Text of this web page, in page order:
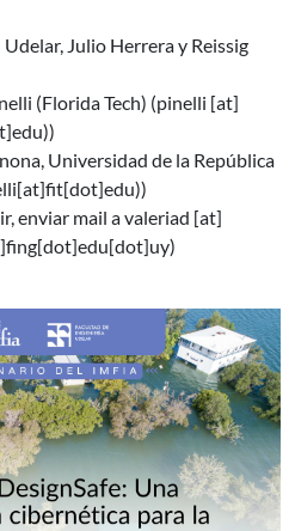
Julio Herrera y Reissig
(Florida Tech) (pinelli [at]
)
Universidad de la República
)
enviar mail avaleriad [at]